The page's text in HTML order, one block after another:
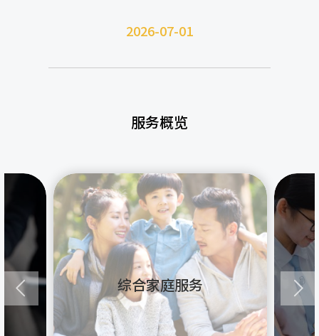
2026-07-01
服务概览
综合家庭服务